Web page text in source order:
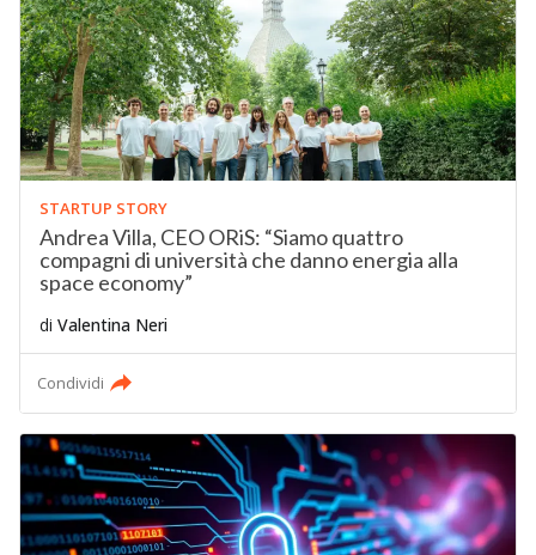
STARTUP STORY
Andrea Villa, CEO ORiS: “Siamo quattro
compagni di università che danno energia alla
space economy”
di Valentina Neri
Condividi